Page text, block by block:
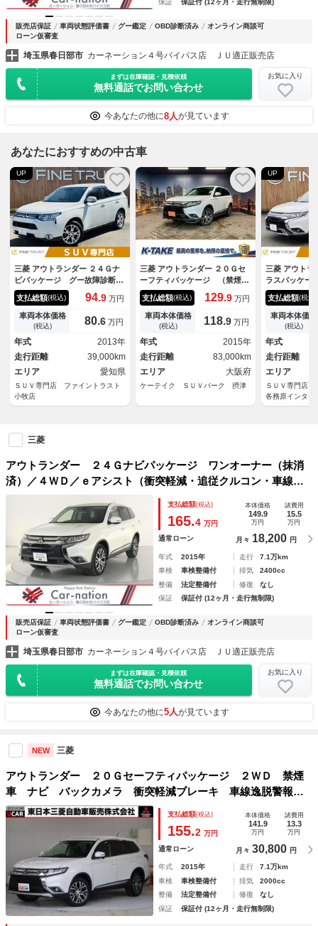
保証
保証付 (12ヶ月・走行無制限)
販売店保証 車両状態評価書 グー鑑定 OBD診断済み
オンライン商談可
ローン仮審査
埼玉県春日部市 カーネーション４号バイパス店 ＪＵ適正販売店
まずは在庫確認・見積依頼
無料通話でお問い合わせ
お気に入り
今あなたの他に8人が見ています
あなたにおすすめの中古車
UP
三菱 アウトランダー ２４Ｇナ
ビパッケージ グー故障診断実
施済み ４ＷＤ 純正ＳＤナ
ビ バックカメラ レーダーク
ルーズコントロール フルセグ
ＴＶ ＨＩＤヘッドライト Ｅ
ＴＣ 純正１８インチアルミホ
イール ブルートゥース アイ
ドリングストップ
支払総額(税込) 94.9 万円
車両本体価格
(税込) 80.6 万円
年式
2013年
走行距離
39,000km
エリア
愛知県
ＳＵＶ専門店 ファイントラスト
小牧店
三菱 アウトランダー ２０Ｇセ
ーフティパッケージ （禁煙
車）（後期型）（７人乗り）
（ケンウッドナビ）（レーダー
クルーズ）（パドルシフト）
（スマートキー）（ＬＥＤヘッ
ドライト）（Ｂｌｕｅｔｏｏｔ
ｈオーディオ）（ＥＴＣ）（純
正１８インチＡＷ）
支払総額(税込) 129.9 万円
車両本体価格
(税込) 118.9 万円
年式
2015年
走行距離
83,000km
エリア
大阪府
ケーテイク ＳＵＶパーク 摂津
UP
三菱 アウトラ
ラスパッケー
ラ ステアリ
ラインドスポ
正ＳＤナビ
ー レーダー
ール ＬＥＤ
動リアゲー
ｔｈ スマー
支払総額(税込)
車両本体価格
(税込)
年式
走行距離
エリア
ＳＵＶ専門店
各務原インター
三菱
アウトランダー ２４Ｇナビパッケージ ワンオーナー（抹消
済）／４ＷＤ／ｅアシスト（衝突軽減・追従クルコン・車線逸
脱警報）／パワーＢドア／ＬＥＤヘッドランプ／左右独立ＡＡ
Ｃ／プッシュスタート／Ｓ・Ｂカメラ／純正ＭＭＣＳナビ／ビ
ルトインＥＴＣ
支払総額(税込)
165.4 万円
本体価格
149.9
万円
諸費用
15.5
万円
通常ローン 月々 18,200 円
年式 2015年 走行
7.1万km
車検
車検整備付 排気
2400cc
整備
法定整備付 修復
なし
保証
保証付 (12ヶ月・走行無制限)
販売店保証 車両状態評価書 グー鑑定 OBD診断済み
オンライン商談可
ローン仮審査
埼玉県春日部市 カーネーション４号バイパス店 ＪＵ適正販売店
まずは在庫確認・見積依頼
無料通話でお問い合わせ
お気に入り
今あなたの他に5人が見ています
NEW 三菱
アウトランダー ２０Ｇセーフティパッケージ ２ＷＤ 禁煙
車 ナビ バックカメラ 衝突軽減ブレーキ 車線逸脱警報
アイドリングストップ スマートキー２個 Ｂｌｕｅｔｏｏｔ
ｈ ＣＤ ＤＶＤ再生 後期型モデル １年間走行距離無制限
三菱認定中古車保証
支払総額(税込)
155.2 万円
本体価格
141.9
万円
諸費用
13.3
万円
通常ローン 月々 30,800 円
年式 2015年 走行
7.1万km
車検
車検整備付 排気
2000cc
整備
法定整備付 修復
なし
保証
保証付 (12ヶ月・走行無制限)